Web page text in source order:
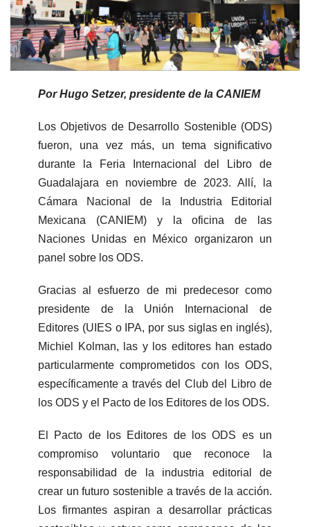
Por Hugo Setzer, presidente de la CANIEM
Los Objetivos de Desarrollo Sostenible (ODS)
fueron, una vez más, un tema significativo
durante la Feria Internacional del Libro de
Guadalajara en noviembre de 2023. Allí, la
Cámara Nacional de la Industria Editorial
Mexicana (CANIEM) y la oficina de las
Naciones Unidas en México organizaron un
panel sobre los ODS.
Gracias al esfuerzo de mi predecesor como
presidente de la Unión Internacional de
Editores (UIES o IPA, por sus siglas en inglés),
Michiel Kolman, las y los editores han estado
particularmente comprometidos con los ODS,
específicamente a través del Club del Libro de
los ODS y el Pacto de los Editores de los ODS.
El Pacto de los Editores de los ODS es un
compromiso voluntario que reconoce la
responsabilidad de la industria editorial de
crear un futuro sostenible a través de la acción.
Los firmantes aspiran a desarrollar prácticas